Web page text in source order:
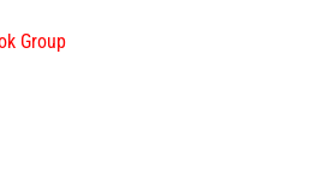
Group